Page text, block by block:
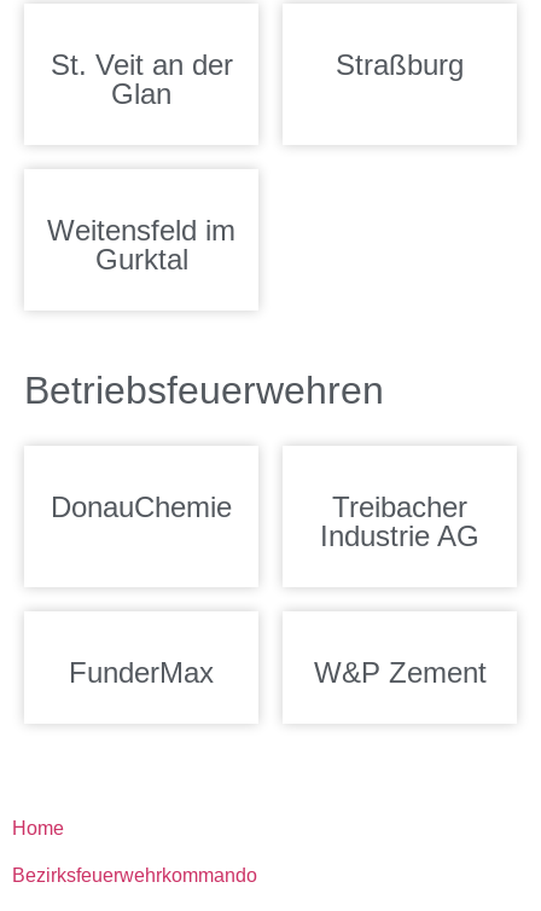
St. Veit an der
Glan
Straßburg
Weitensfeld im
Gurktal
Betriebsfeuerwehren
DonauChemie
Treibacher
Industrie AG
FunderMax W&P Zement
Home
Bezirksfeuerwehrkommando